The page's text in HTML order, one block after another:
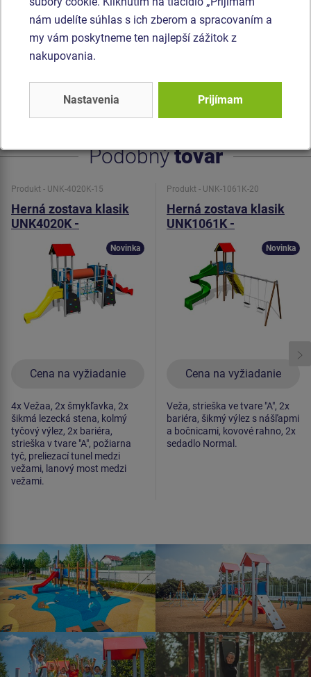
polyesteru, čo zaručuje dlhú životnosť, stálofarebnosť aj
šetrný povrch pre kožu na rukách. Preliezacie tunel je
vyrobený z HDPE (celo zafarbený polyetylén, ktorý sa
Podobnýtovar
Produkt - UNK-4020K-15
Herná zostava klasik
UNK4020K -
Cena na vyžiadanie
Novinka
4x Vežaa, 2x šmykľavka, 2x
šikmá lezecká stena, kolmý
tyčový výlez, 2x bariéra,
strieška v tvare "A", požiarna
tyč, preliezací tunel medzi
vežami, lanový most medzi
vežami.
Produkt - UNK-1061K-20
Herná zostava klasik
UNK1061K -
Cena na vyžiadanie
Novinka
Veža, strieška ve tvare "A", 2x
bariéra, šikmý výlez s nášľapmi
a bočnicami, kovové rahno, 2x
sedadlo Normal.
nám udelíte súhlas s ich zberom a spracovaním a
my vám poskytneme ten najlepší zážitok z
nakupovania.
Nastavenia Prijímam